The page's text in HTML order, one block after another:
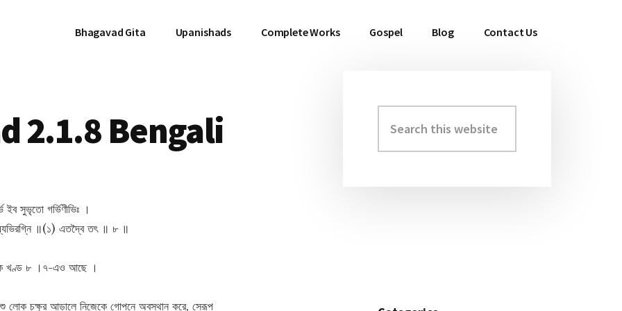
Bhagavad Gita Upanishads Complete Works Gospel Blog Contact Us
2.1.8 Bengali
ইব সুভৃতো গর্ভিণীভিঃ ।
॥(১) এতদ্বৈ তৎ ॥ ৮ ॥
খণ্ড ৮ ।৭-এও আছে ।
লোক চক্ষুর আড়ালে নিজেকে গোপনে অবস্থান করে, সেরূপ
Primary
Sidebar
this
website